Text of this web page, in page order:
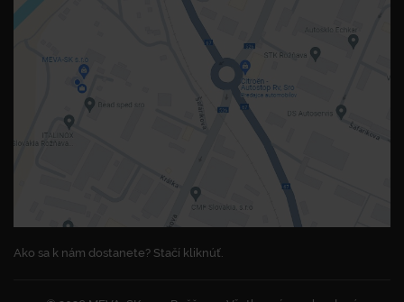
Ako sa k nám dostanete? Stačí kliknúť.